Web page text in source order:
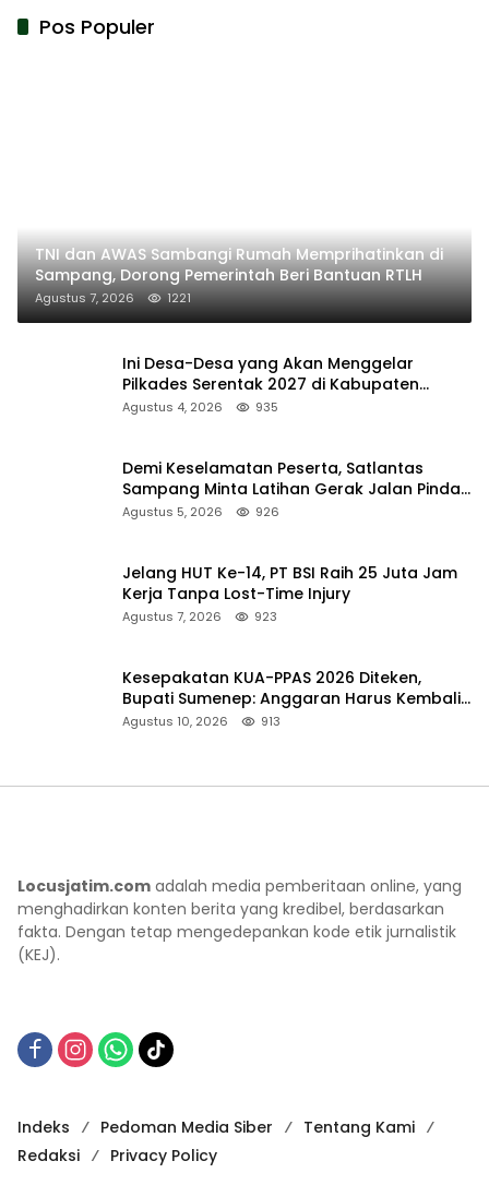
Pos Populer
TNI dan AWAS Sambangi Rumah Memprihatinkan di
Sampang, Dorong Pemerintah Beri Bantuan RTLH
Agustus 7, 2026 1221
Ini Desa-Desa yang Akan Menggelar
Pilkades Serentak 2027 di Kabupaten
Sumenep
Agustus 4, 2026 935
Demi Keselamatan Peserta, Satlantas
Sampang Minta Latihan Gerak Jalan Pindah
ke Lokasi Aman
Agustus 5, 2026 926
Jelang HUT Ke-14, PT BSI Raih 25 Juta Jam
Kerja Tanpa Lost-Time Injury
Agustus 7, 2026 923
Kesepakatan KUA-PPAS 2026 Diteken,
Bupati Sumenep: Anggaran Harus Kembali
untuk Rakyat
Agustus 10, 2026 913
Locusjatim.com adalah media pemberitaan online, yang
menghadirkan konten berita yang kredibel, berdasarkan
fakta. Dengan tetap mengedepankan kode etik jurnalistik
(KEJ).
Indeks Pedoman Media Siber
Tentang Kami
Redaksi
Privacy Policy